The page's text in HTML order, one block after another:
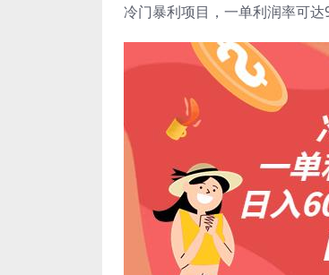
冷门暴利项目，一单利润率可达